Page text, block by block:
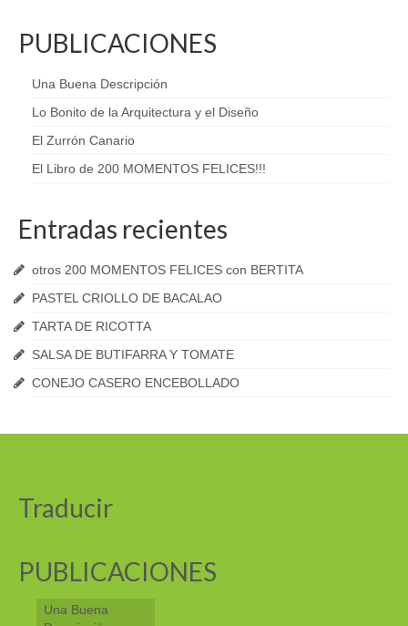
PUBLICACIONES
Una Buena Descripción
Lo Bonito de la Arquitectura y el Diseño
El Zurrón Canario
El Libro de 200 MOMENTOS FELICES!!!
Entradas recientes
otros 200 MOMENTOS FELICES con BERTITA
PASTEL CRIOLLO DE BACALAO
TARTA DE RICOTTA
SALSA DE BUTIFARRA Y TOMATE
CONEJO CASERO ENCEBOLLADO
Traducir
PUBLICACIONES
Una Buena